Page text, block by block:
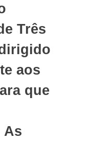
Três
aos
que
As